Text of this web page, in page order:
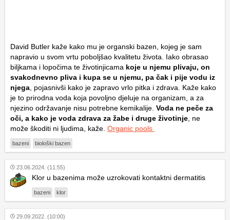
David Butler kaže kako mu je organski bazen, kojeg je sam
napravio u svom vrtu poboljšao kvalitetu života. Iako obrasao
biljkama i lopočima te životinjicama koje u njemu plivaju, on
svakodnevno pliva i kupa se u njemu, pa čak i pije vodu iz
njega , pojasnivši kako je zapravo vrlo pitka i zdrava. Kaže kako
je to prirodna voda koja povoljno djeluje na organizam, a za
njezino održavanje nisu potrebne kemikalije. Voda ne peče za
oči, a kako je voda zdrava za žabe i druge životinje , ne
može škoditi ni ljudima, kaže. Organic pools
bazeni biološki bazen
23.06.2024. (11:55)
Klor u bazenima može uzrokovati kontaktni dermatitis
bazeni klor
29.09.2022. (10:00)